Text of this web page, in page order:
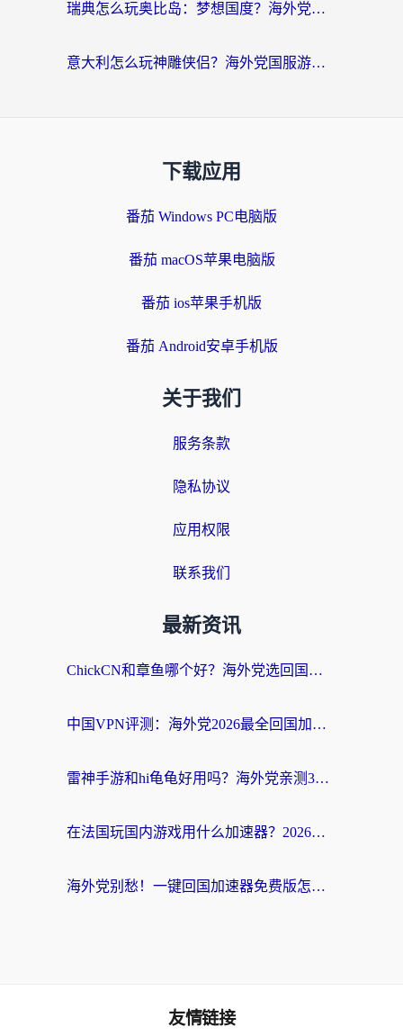
瑞典怎么玩奥比岛：梦想国度？海外党亲测有效的国服游戏加速全攻略
意大利怎么玩神雕侠侣？海外党国服游戏加速终极指南（附欧洲玩王者王国保卫战4不卡技巧）
下载应用
番茄 Windows PC电脑版
番茄 macOS苹果电脑版
番茄 ios苹果手机版
番茄 Android安卓手机版
关于我们
服务条款
隐私协议
应用权限
联系我们
最新资讯
ChickCN和章鱼哪个好？海外党选回国加速器的3个关键维度 + 实用避坑指南
中国VPN评测：海外党2026最全回国加速器选择指南，告别地区限制不踩坑
雷神手游和hi龟龟好用吗？海外党亲测3款回国加速器，教你选对国外到国内加速器
在法国玩国内游戏用什么加速器？2026实测解决延迟卡顿的实用指南
海外党别愁！一键回国加速器免费版怎么选？从踩坑到流畅访问的全攻略
友情链接